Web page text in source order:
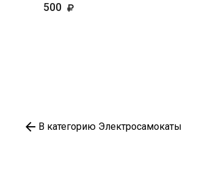
500
В категорию Электросамокаты